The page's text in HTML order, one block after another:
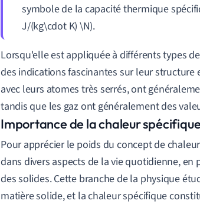
symbole de la capacité thermique
J/(kg\cdot K) \N).
Lorsqu'elle est appliquée à différents types
des indications fascinantes sur leur
avec leurs atomes très serrés, ont
tandis que les gaz ont généralement des
Importance de la chaleur
Pour apprécier le poids du concept de
dans divers aspects de la vie quotidienne,
des solides. Cette branche de la physique
matière solide, et la chaleur spécifique